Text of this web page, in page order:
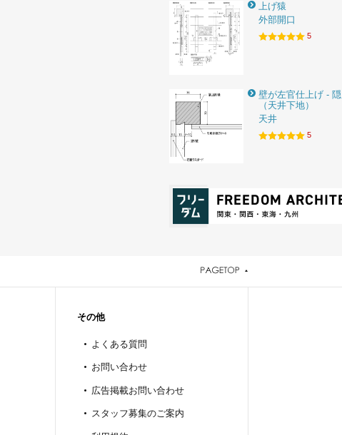
上げ猿
外部開口
5
壁が左官仕上げ -
（天井下地）
天井
5
その他
よくある質問
お問い合わせ
広告掲載お問い合わせ
スタッフ募集のご案内